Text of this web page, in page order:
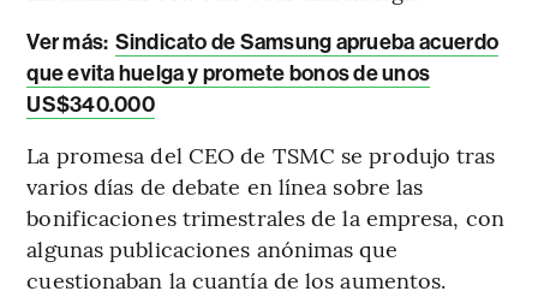
Ver más: Sindicato de Samsung aprueba acuerdo
que evita huelga y promete bonos de unos
US$340.000
La promesa del CEO de TSMC se produjo tras
varios días de debate en línea sobre las
bonificaciones trimestrales de la empresa, con
algunas publicaciones anónimas que
cuestionaban la cuantía de los aumentos.